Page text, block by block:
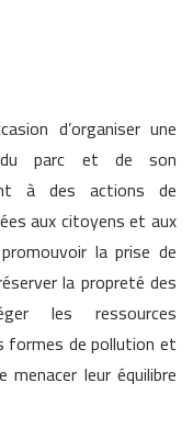
d’organiser une
du parc et de son
à des actions de
aux citoyens et aux
la prise de
la propreté des
les ressources
formes de pollution et
leur équilibre